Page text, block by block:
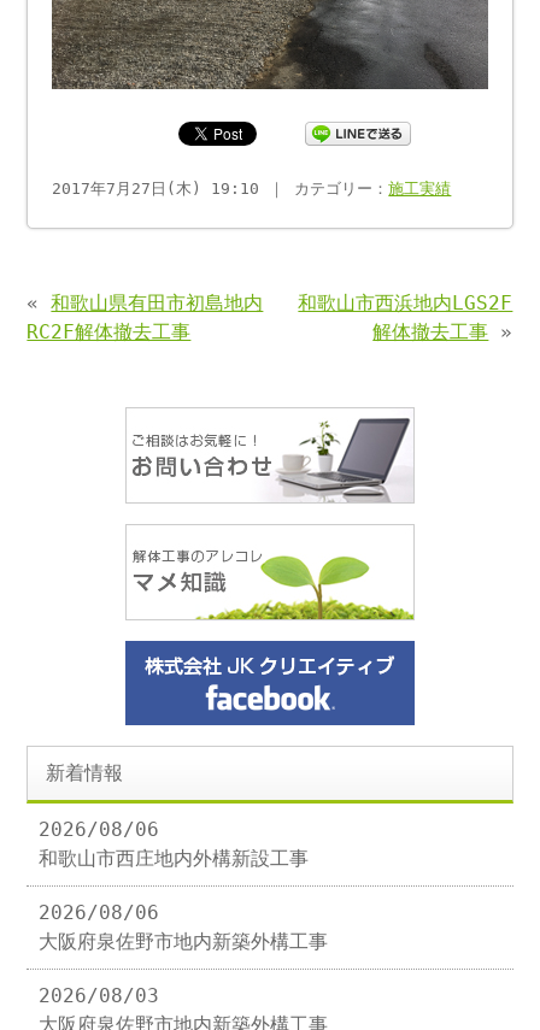
2017年7月27日(木) 19:10 ｜ カテゴリー：施工実績
«和歌山県有田市初島地内
RC2F解体撤去工事
和歌山市西浜地内LGS2F
解体撤去工事 »
新着情報
2026/08/06
和歌山市西庄地内外構新設工事
2026/08/06
大阪府泉佐野市地内新築外構工事
2026/08/03
大阪府泉佐野市地内新築外構工事